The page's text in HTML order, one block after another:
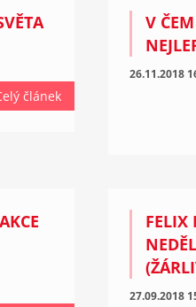
článek
V
26.11.2018
27.09.2018